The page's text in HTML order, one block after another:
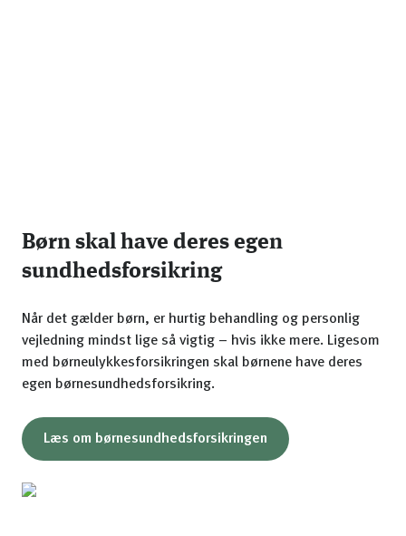
Børn skal have deres egen
sundhedsforsikring
Når det gælder børn, er hurtig behandling og personlig
vejledning mindst lige så vigtig – hvis ikke mere. Ligesom
med børneulykkesforsikringen skal børnene have deres
egen børnesundhedsforsikring.
Læs om børnesundhedsforsikringen